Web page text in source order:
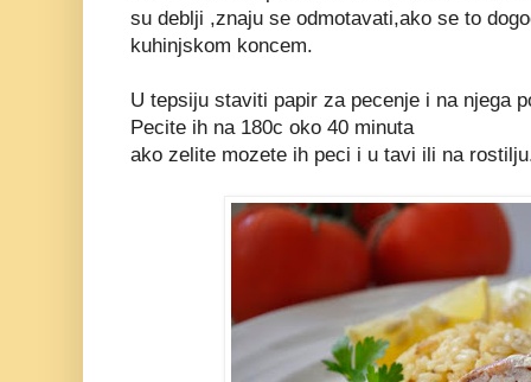
su deblji ,znaju se odmotavati,ako se to
kuhinjskom koncem.
U tepsiju staviti papir za pecenje i na njega
Pecite ih na 180c oko 40 minuta
ako zelite mozete ih peci i u tavi ili na